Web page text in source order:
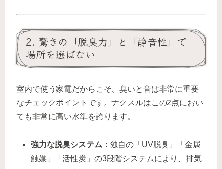
2. 驚きの「脱臭力」と「静音性」で
場所を選ばない
室内で使う家電だからこそ、臭いと音は非常に重要
なチェックポイントです。ナクスルはこの2点におい
ても非常に高い水準を誇ります。
強力な脱臭システム：独自の「UV脱臭」「金属
触媒」「活性炭」の3段階システムにより、排気